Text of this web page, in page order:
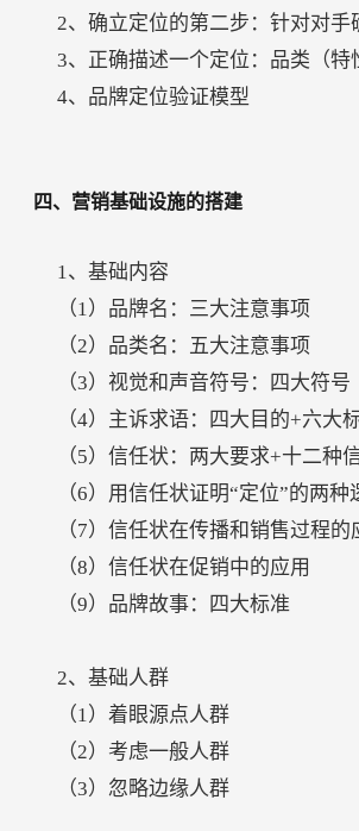
2、确立定位的第二步：针对对手
3、正确描述一个定位：品类（特
4、品牌定位验证模型
四、营销基础设施的搭建
1、基础内容
（1）品牌名：三大注意事项
（2）品类名：五大注意事项
（3）视觉和声音符号：四大符号
（4）主诉求语：四大目的+六大
（5）信任状：两大要求+十二种
（6）用信任状证明“定位”的两种
（7）信任状在传播和销售过程的
（8）信任状在促销中的应用
（9）品牌故事：四大标准
2、基础人群
（1）着眼源点人群
（2）考虑一般人群
（3）忽略边缘人群